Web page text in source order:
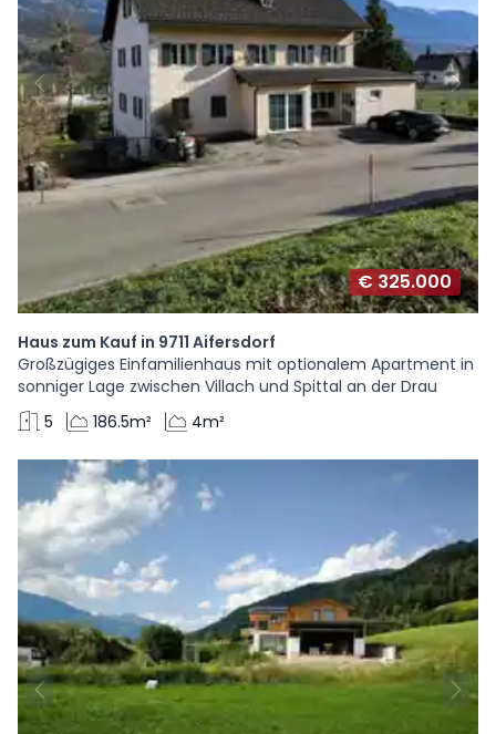
€ 325.000
Haus zum Kauf in 9711 Aifersdorf
Großzügiges Einfamilienhaus mit optionalem Apartment in
sonniger Lage zwischen Villach und Spittal an der Drau
5
186.5m² 4m²